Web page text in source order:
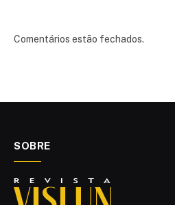
Comentários estão fechados.
SOBRE